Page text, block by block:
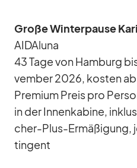
Große Win­ter­pause
AI­DAluna
43 Tage von Ham­burg
vem­ber 2026, kos­ten ab
Pre­mium Preis pro
in der In­nen­ka­bine,
cher-Plus-Er­mä­ßi­gung,
tin­gent